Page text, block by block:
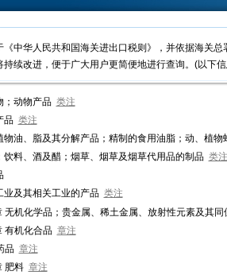
《中华人民共和国海关进出口税则》，并依据海关
持续改进，便于广大用户更简便地进行查询。(以下
；动物产品 类注
品 类注
物油、脂及其分解产品；精制的食用油脂；动、植物
饮料、酒及醋；烟草、烟草及烟草代用品的制品 类注
业及其相关工业的产品 类注
无机化学品；贵金属、稀土金属、放射性元素及其
有机化合品 章注
品 章注
肥料 章注